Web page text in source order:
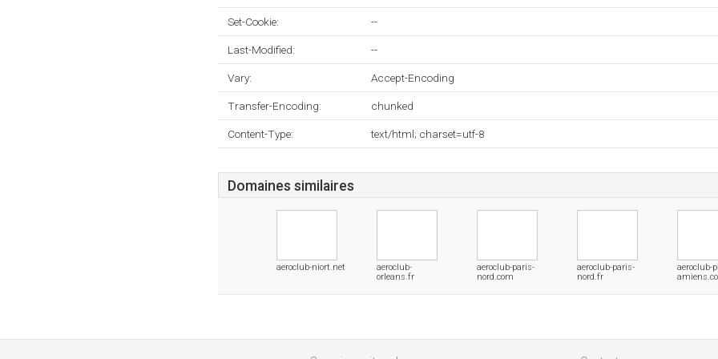
Set-Cookie: --
Last-Modified: --
Vary: Accept-Encoding
Transfer-Encoding: chunked
Content-Type: text/html; charset=utf-8
Domaines similaires
aeroclub-niort.net
aeroclub-
orleans.fr
aeroclub-paris-
nord.com
aeroclub-paris-
nord.fr
aeroclub-